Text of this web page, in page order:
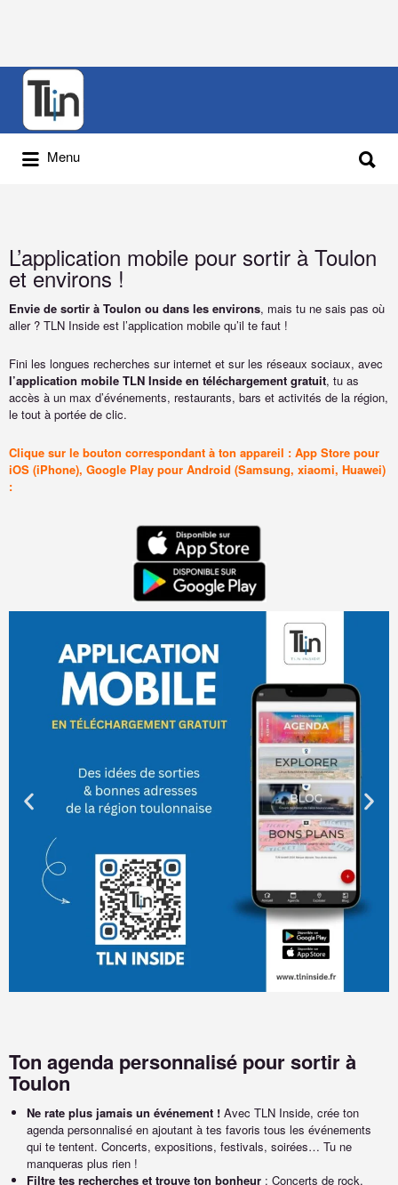
Menu
L’application mobile pour sortir à Toulon
et environs !
Envie de sortir à Toulon ou dans les environs, mais tu ne sais pas où
aller ? TLN Inside est l’application mobile qu’il te faut !
Fini les longues recherches sur internet et sur les réseaux sociaux, avec
l’application mobile TLN Inside en téléchargement gratuit, tu as
accès à un max d’événements, restaurants, bars et activités de la région,
le tout à portée de clic.
Clique sur le bouton correspondant à ton appareil : App Store pour
iOS (iPhone), Google Play pour Android (Samsung, xiaomi, Huawei)
:
Ton agenda personnalisé pour sortir à
Toulon
Ne rate plus jamais un événement ! Avec TLN Inside, crée ton
agenda personnalisé en ajoutant à tes favoris tous les événements
qui te tentent. Concerts, expositions, festivals, soirées… Tu ne
manqueras plus rien !
Filtre tes recherches et trouve ton bonheur : Concerts de rock,